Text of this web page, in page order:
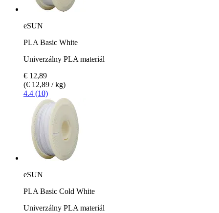
eSUN
PLA Basic White
Univerzálny PLA materiál
€ 12,89
(€ 12,89 / kg)
4.4 (10)
eSUN
PLA Basic Cold White
Univerzálny PLA materiál